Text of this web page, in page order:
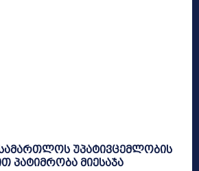
უპატივცემლობის
პატიმრობა მიესაჯა